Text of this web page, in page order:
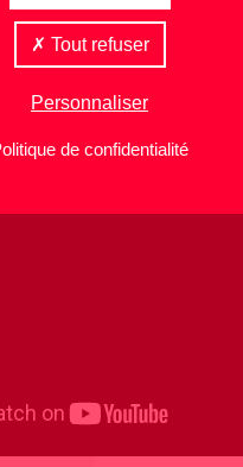
Réseau Coriance
Tout refuser
Personnaliser
de confidentialité